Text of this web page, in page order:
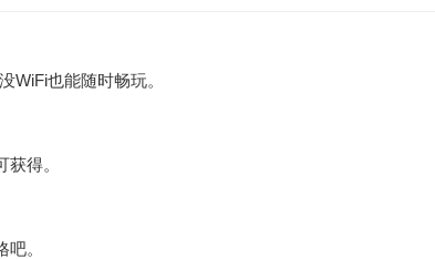
WiFi也能随时畅玩。
获得。
。